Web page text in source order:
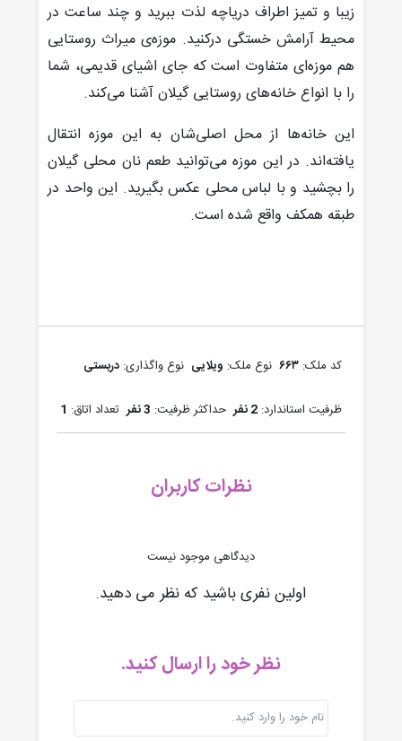
زیبا و تمیز اطراف دریاچه لذت ببرید و چند ساعت در
محیط آرامش خستگی درکنید. موزه‌ی میراث روستایی
هم موزه‌ای متفاوت است که جای اشیای قدیمی، شما
را با انواع خانه‌های روستایی گیلان آشنا می‌کند.
این خانه‌ها از محل اصلی‌شان به این موزه انتقال
یافته‌اند. در این موزه می‌توانید طعم نان محلی گیلان
را بچشید و با لباس محلی عکس بگیرید. این واحد در
طبقه همکف واقع شده است.
کد ملک: ۶۶۳ نوع ملک: ویلایی نوع واگذاری: دربستی
ظرفیت استاندارد: 2 نفر حداکثر ظرفیت: 3 نفر تعداد اتاق: 1
نظرات کاربران
دیدگاهی موجود نیست
اولین نفری باشید که نظر می دهید.
نظر خود را ارسال کنید.